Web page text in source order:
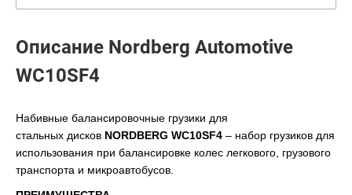
Описание Nordberg Automotive
WC10SF4
Набивные балансировочные грузики для
стальных дисков NORDBERG WC10SF4 – набор грузиков для
использования при балансировке колес легкового, грузового
транспорта и микроавтобусов.